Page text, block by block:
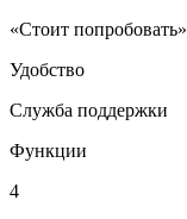
«Стоит попробовать»
Удобство
Служба поддержки
Функции
4